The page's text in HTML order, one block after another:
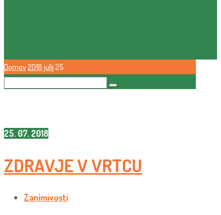
Domov2018 julij 25
25. 07. 2018
ZDRAVJE V VRTCU
Zanimivosti